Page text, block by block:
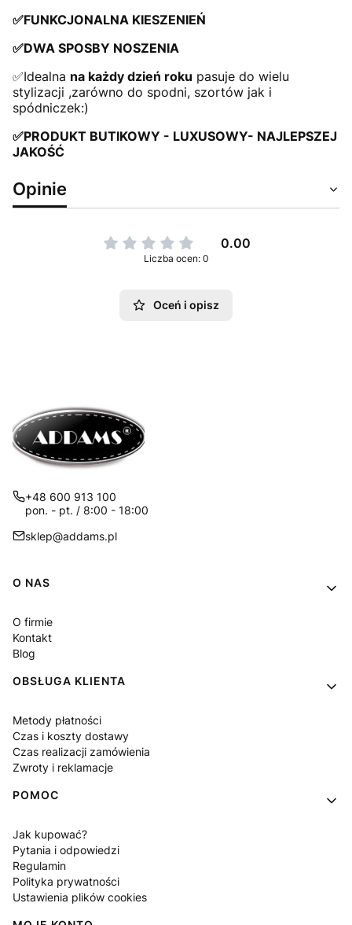
✅FUNKCJONALNA KIESZENIEŃ
✅DWA SPOSBY NOSZENIA
✅Idealna na każdy dzień roku pasuje do wielu
stylizacji ,zarówno do spodni, szortów jak i
spódniczek:)
✅PRODUKT BUTIKOWY - LUXUSOWY- NAJLEPSZEJ
JAKOŚĆ
Opinie
0.00
Liczba ocen: 0
Oceń i opisz
+48 600 913 100
pon. - pt. / 8:00 - 18:00
sklep@addams.pl
Linki w stopce
O NAS
O firmie
Kontakt
Blog
OBSŁUGA KLIENTA
Metody płatności
Czas i koszty dostawy
Czas realizacji zamówienia
Zwroty i reklamacje
POMOC
Jak kupować?
Pytania i odpowiedzi
Regulamin
Polityka prywatności
Ustawienia plików cookies